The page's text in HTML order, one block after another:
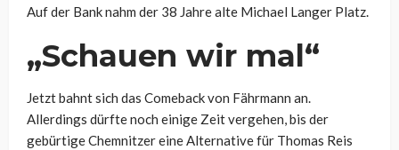
Auf der Bank nahm der 38 Jahre alte Michael Langer Platz.
„Schauen wir mal“
Jetzt bahnt sich das Comeback von Fährmann an.
Allerdings dürfte noch einige Zeit vergehen, bis der
gebürtige Chemnitzer eine Alternative für Thomas Reis